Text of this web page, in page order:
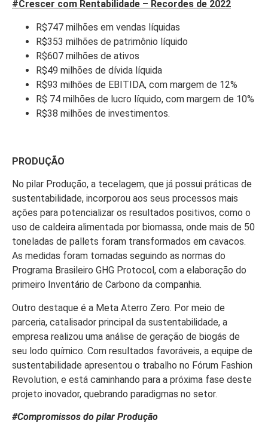
#Crescer com Rentabilidade – Recordes de 2022
R$747 milhões em vendas líquidas
R$353 milhões de patrimônio líquido
R$607 milhões de ativos
R$49 milhões de dívida líquida
R$93 milhões de EBITIDA, com margem de 12%
R$ 74 milhões de lucro líquido, com margem de 10%
R$38 milhões de investimentos.
PRODUÇÃO
No pilar Produção, a tecelagem, que já possui práticas de
sustentabilidade, incorporou aos seus processos mais
ações para potencializar os resultados positivos, como o
uso de caldeira alimentada por biomassa, onde mais de 50
toneladas de pallets foram transformados em cavacos.
As medidas foram tomadas seguindo as normas do
Programa Brasileiro GHG Protocol, com a elaboração do
primeiro Inventário de Carbono da companhia.
Outro destaque é a Meta Aterro Zero. Por meio de
parceria, catalisador principal da sustentabilidade, a
empresa realizou uma análise de geração de biogás de
seu lodo químico. Com resultados favoráveis, a equipe de
sustentabilidade apresentou o trabalho no Fórum Fashion
Revolution, e está caminhando para a próxima fase deste
projeto inovador, quebrando paradigmas no setor.
#Compromissos do pilar Produção